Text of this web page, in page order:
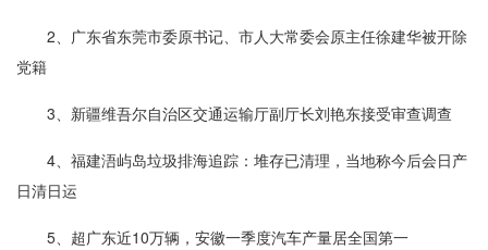
2、广东省东莞市委原书记、市人大常委会原主任徐建华被开除
党籍
3、新疆维吾尔自治区交通运输厅副厅长刘艳东接受审查调查
4、福建浯屿岛垃圾排海追踪：堆存已清理，当地称今后会日产
日清日运
5、超广东近10万辆，安徽一季度汽车产量居全国第一